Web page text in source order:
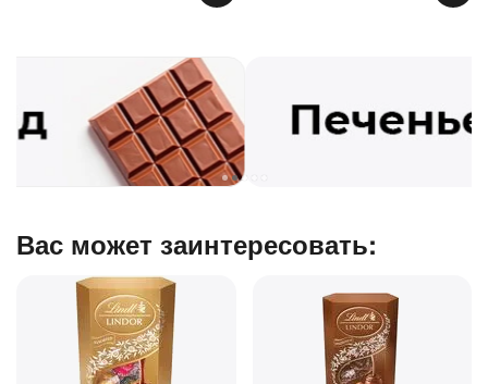
Вас может заинтересовать: